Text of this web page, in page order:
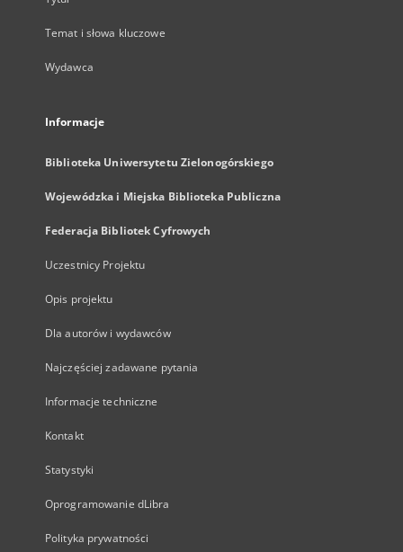
Temat i słowa kluczowe
Wydawca
Informacje
Biblioteka Uniwersytetu Zielonogórskiego
Wojewódzka i Miejska Biblioteka Publiczna
Federacja Bibliotek Cyfrowych
Uczestnicy Projektu
Opis projektu
Dla autorów i wydawców
Najczęściej zadawane pytania
Informacje techniczne
Kontakt
Statystyki
Oprogramowanie dLibra
Polityka prywatności